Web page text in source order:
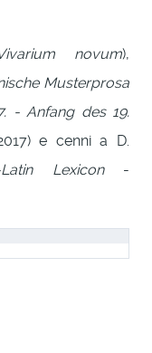
novum),
Musterprosa
- Anfang des 19.
e cenni a D.
Latin Lexicon-